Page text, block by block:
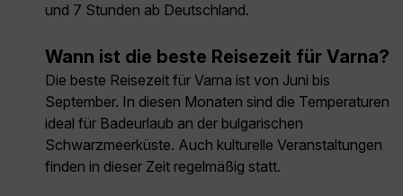
und 7 Stunden ab Deutschland.
Wann ist die beste Reisezeit für Varna?
Die beste Reisezeit für Varna ist von Juni bis
September. In diesen Monaten sind die Temperaturen
ideal für Badeurlaub an der bulgarischen
Schwarzmeerküste. Auch kulturelle Veranstaltungen
finden in dieser Zeit regelmäßig statt.